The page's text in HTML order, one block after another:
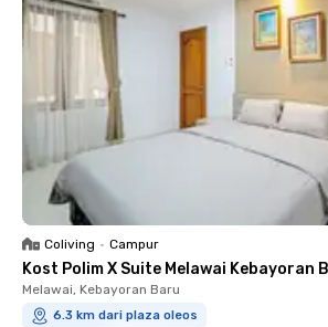
Coliving • Campur
Kost Polim X Suite Melawai Kebayoran
Melawai, Kebayoran Baru
6.3 km dari plaza oleos